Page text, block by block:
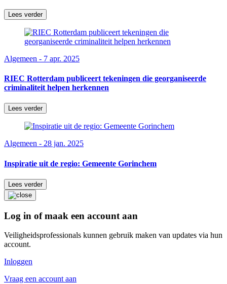
Lees verder
Algemeen - 7 apr. 2025
RIEC Rotterdam publiceert tekeningen die georganiseerde
criminaliteit helpen herkennen
Lees verder
Algemeen - 28 jan. 2025
Inspiratie uit de regio: Gemeente Gorinchem
Lees verder
Log in of maak een account aan
Veiligheidsprofessionals kunnen gebruik maken van updates via hun
account.
Inloggen
Vraag een account aan